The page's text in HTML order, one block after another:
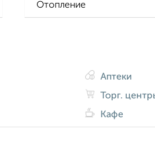
Отопление
Аптеки
Торг.
Кафе